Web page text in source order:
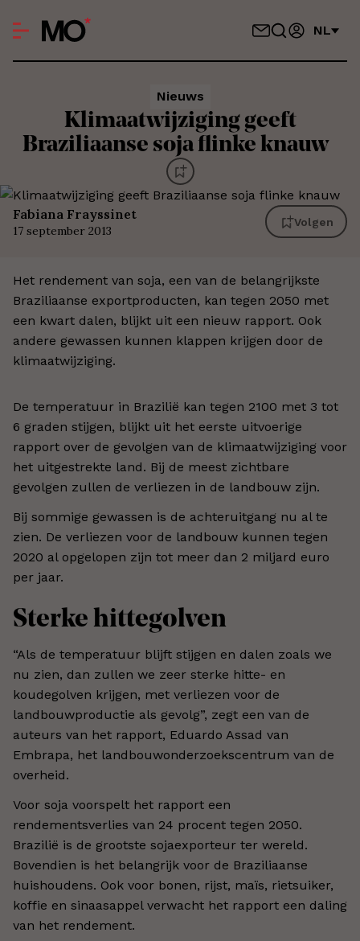
NL
Nieuws
Klimaatwijziging geeft
Braziliaanse soja flinke knauw
Fabiana Frayssinet
17 september 2013
Volgen
Het rendement van soja, een van de belangrijkste
Braziliaanse exportproducten, kan tegen 2050 met
een kwart dalen, blijkt uit een nieuw rapport. Ook
andere gewassen kunnen klappen krijgen door de
klimaatwijziging.
De temperatuur in Brazilië kan tegen 2100 met 3 tot
6 graden stijgen, blijkt uit het eerste uitvoerige
rapport over de gevolgen van de klimaatwijziging voor
het uitgestrekte land. Bij de meest zichtbare
gevolgen zullen de verliezen in de landbouw zijn.
Bij sommige gewassen is de achteruitgang nu al te
zien. De verliezen voor de landbouw kunnen tegen
2020 al opgelopen zijn tot meer dan 2 miljard euro
per jaar.
Sterke hittegolven
“Als de temperatuur blijft stijgen en dalen zoals we
nu zien, dan zullen we zeer sterke hitte- en
koudegolven krijgen, met verliezen voor de
landbouwproductie als gevolg”, zegt een van de
auteurs van het rapport, Eduardo Assad van
Embrapa, het landbouwonderzoekscentrum van de
overheid.
Voor soja voorspelt het rapport een
rendementsverlies van 24 procent tegen 2050.
Brazilië is de grootste sojaexporteur ter wereld.
Bovendien is het belangrijk voor de Braziliaanse
huishoudens. Ook voor bonen, rijst, maïs, rietsuiker,
koffie en sinaasappel verwacht het rapport een daling
van het rendement.